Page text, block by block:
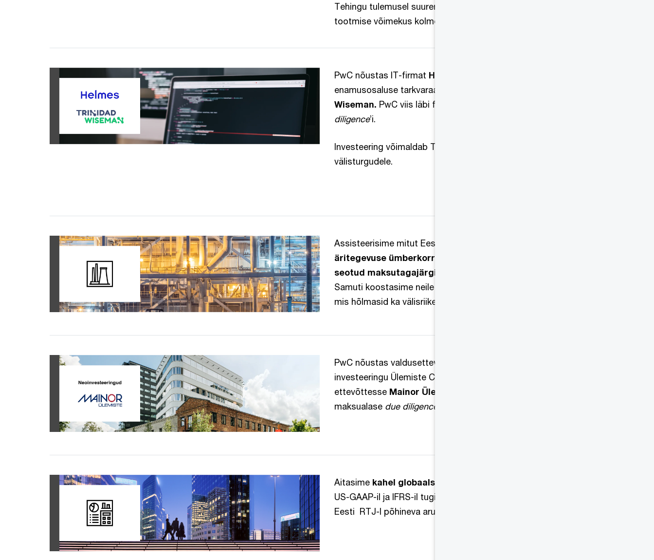
Tehingu tulemusel suurenes Elektrum Eesti taastuvenergia
tootmise võimekus kolmekordseks.
PwC nõustas IT-firmat Helmes AS,
enamusosaluse tarkvaraarenduse ettevõttes
Wiseman. PwC viis läbi finants- ja maksualase
diligence’i.
Investeering võimaldab Trinidad Wiseman’il laieneda
välisturgudele.
Assisteerisime mitut Eesti sooja- ja energiatootjat nende
äritegevuse ümberkorraldamisel ning hindasime sellega
seotud maksutagajärgi.
Samuti koostasime neile siirdehindade dokumentatsioonid,
mis hõlmasid ka välisriike.
PwC nõustas valdusettevõtet
investeeringu Ülemiste City linnakut arendavasse
ettevõttesse Mainor Ülemiste AS
maksualase due diligence
Aitasime kahel globaalsel kontsernil
US-GAAP-il ja IFRS-il tuginevad aruanded viia vastavusse
Eesti RTJ-l põhineva aruandlusega